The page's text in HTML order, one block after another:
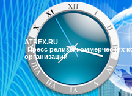
ATREX.RU
Пресс релизы коммерческих
организаций